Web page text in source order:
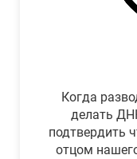
Когда
делать
подтвердить
отцом